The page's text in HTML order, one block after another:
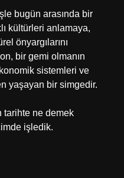
bugün arasında bir
kültürleri anlamaya,
önyargılarını
bir gemi olmanın
sistemleri ve
yaşayan bir simgedir.
tarihte ne demek
işledik.